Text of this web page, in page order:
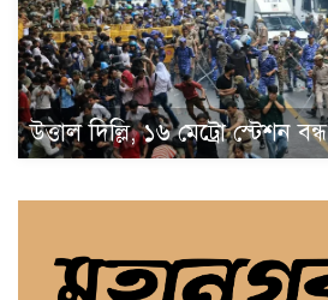
উত্তাল দিল্লি, ১৬ মেট্রো স্টেশন বন্ধ